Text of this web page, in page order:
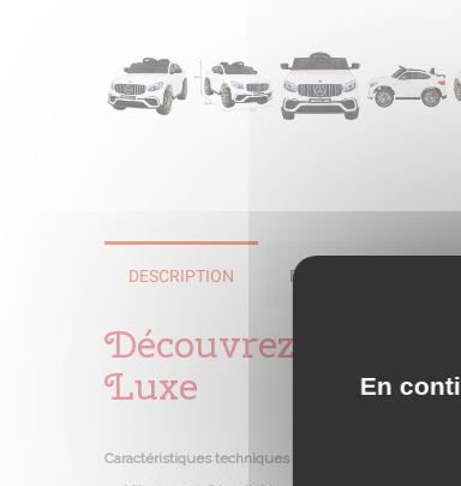
DESCRIPTION DÉTAILS DU PRODUIT
Découvrez notre
Luxe
Caractéristiques techniques Mercedes GLC 63S
En